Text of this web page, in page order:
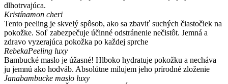
dlhotrvajúca.
Kristínamon cheri
Tento peeling je skvelý spôsob, ako sa zbaviť suchých čiastočiek na
pokožke. Soľ zabezpečuje účinné odstránenie nečistôt. Jemná a
zdravo vyzerajúca pokožka po každej sprche
RebekaPeeling luxy
Bambucké maslo je úžasné! Hlboko hydratuje pokožku a necháva
ju jemnú ako hodváb. Absolútne milujem jeho prírodné zloženie
Janabambucke maslo luxy